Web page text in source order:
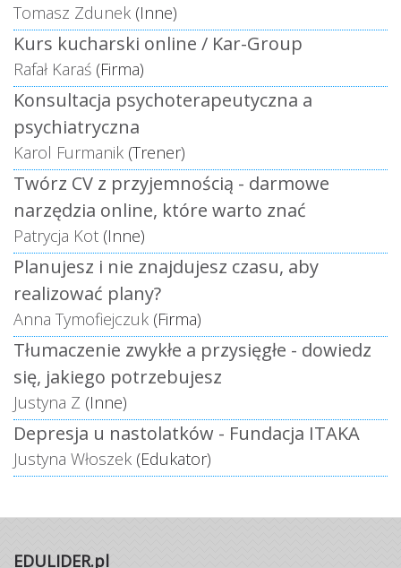
Tomasz Zdunek (Inne)
Kurs kucharski online / Kar-Group
Rafał Karaś (Firma)
Konsultacja psychoterapeutyczna a
psychiatryczna
Karol Furmanik (Trener)
Twórz CV z przyjemnością - darmowe
narzędzia online, które warto znać
Patrycja Kot (Inne)
Planujesz i nie znajdujesz czasu, aby
realizować plany?
Anna Tymofiejczuk (Firma)
Tłumaczenie zwykłe a przysięgłe - dowiedz
się, jakiego potrzebujesz
Justyna Z (Inne)
Depresja u nastolatków - Fundacja ITAKA
Justyna Włoszek (Edukator)
EDULIDER.pl